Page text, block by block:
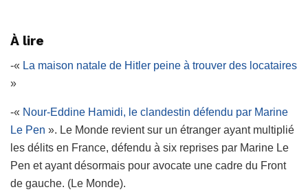
À lire
-« La maison natale de Hitler peine à trouver des locataires
»
-« Nour-Eddine Hamidi, le clandestin défendu par Marine
Le Pen ». Le Monde revient sur un étranger ayant multiplié
les délits en France, défendu à six reprises par Marine Le
Pen et ayant désormais pour avocate une cadre du Front
de gauche. (Le Monde).